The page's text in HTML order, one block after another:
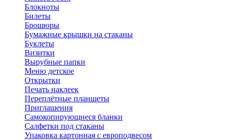
Блокноты
Билеты
Брошюры
Бумажные крышки на стаканы
Буклеты
Визитки
Вырубные папки
Меню детское
Открытки
Печать наклеек
Переплётные планшеты
Приглашения
Самокопирующиеся бланки
Салфетки под стаканы
Упаковка картонная с европодвесом